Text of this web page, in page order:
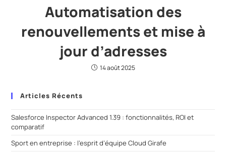
Automatisation des
renouvellements et mise à
jour d’adresses
14 août 2025
Articles Récents
Salesforce Inspector Advanced 1.39 : fonctionnalités, ROI et
comparatif
Sport en entreprise : l’esprit d’équipe Cloud Girafe